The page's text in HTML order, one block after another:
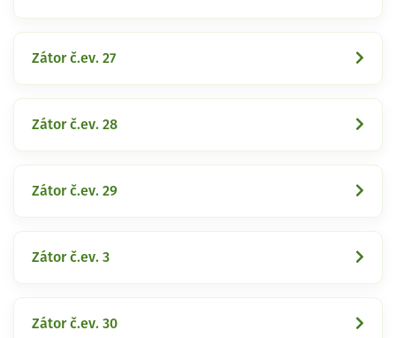
Zátor č.ev. 27
Zátor č.ev. 28
Zátor č.ev. 29
Zátor č.ev. 3
Zátor č.ev. 30